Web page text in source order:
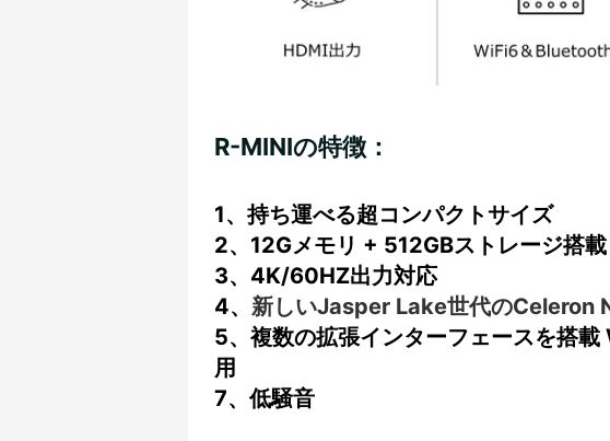
R-MINIの特徴：
1、持ち運べる超コンパクトサイズ
2、12Gメモリ + 512GBストレージ搭載
3、4K/60HZ出力対応
4、 新しいJasper Lake世代のCeleron
5、複数の拡張インターフェースを搭
用
7、低騒音